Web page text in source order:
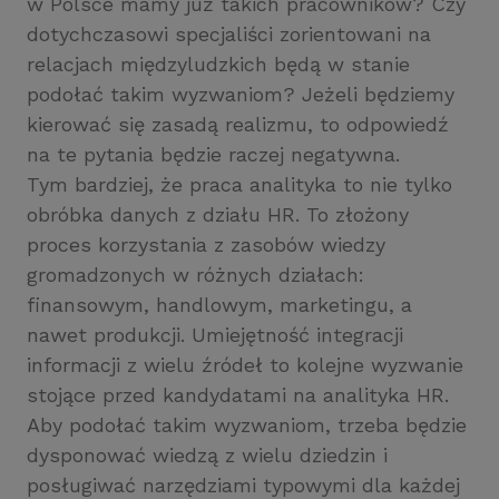
dotychczasowi specjaliści zorientowani na
relacjach międzyludzkich będą w stanie
podołać takim wyzwaniom? Jeżeli będziemy
kierować się zasadą realizmu, to odpowiedź
na te pytania będzie raczej negatywna.
Tym bardziej, że praca analityka to nie tylko
obróbka danych z działu HR. To złożony
proces korzystania z zasobów wiedzy
gromadzonych w różnych działach:
finansowym, handlowym, marketingu, a
nawet produkcji. Umiejętność integracji
informacji z wielu źródeł to kolejne wyzwanie
stojące przed kandydatami na analityka HR.
Aby podołać takim wyzwaniom, trzeba będzie
dysponować wiedzą z wielu dziedzin i
posługiwać narzędziami typowymi dla każdej